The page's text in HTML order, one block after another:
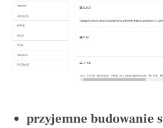
przyjemne budowanie